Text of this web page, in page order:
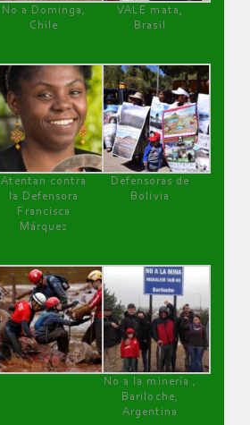
No a Dominga,
Chile
VALE mata,
Brasil
Atentan contra
la Defensora
Francisca
Márquez
Defensoras de
Bolivia
No a la minería ,
Bariloche,
Argentina